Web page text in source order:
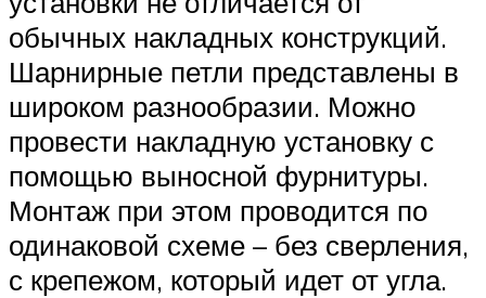
обычных накладных конструкций.
Шарнирные петли представлены в
широком разнообразии. Можно
провести накладную установку с
помощью выносной фурнитуры.
Монтаж при этом проводится по
одинаковой схеме – без сверления,
с крепежом, который идет от угла.